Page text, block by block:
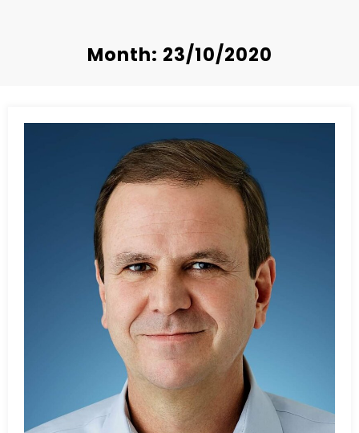
Month: 23/10/2020